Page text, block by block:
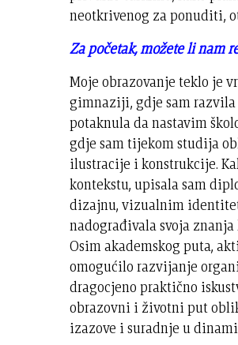
neotkrivenog za ponuditi,
Za početak, možete li nam
Moje obrazovanje teklo je
gimnaziji, gdje sam razvila
potaknula da nastavim
gdje sam tijekom studija
ilustracije i konstrukcije.
kontekstu, upisala sam
dizajnu, vizualnim
nadograđivala svoja
Osim akademskog puta,
omogućilo razvijanje
dragocjeno praktično
obrazovni i životni put
izazove i suradnje u